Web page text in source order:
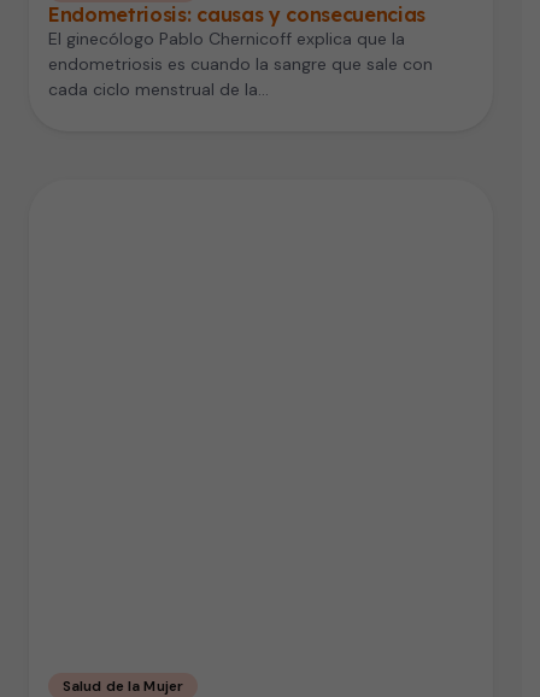
Endometriosis: causas y consecuencias
El ginecólogo Pablo Chernicoff explica que la
endometriosis es cuando la sangre que sale con
cada ciclo menstrual de la…
Salud de la Mujer